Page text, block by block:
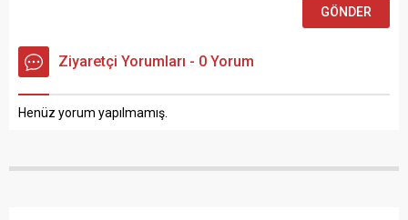
Ziyaretçi Yorumları - 0 Yorum
Henüz yorum yapılmamış.